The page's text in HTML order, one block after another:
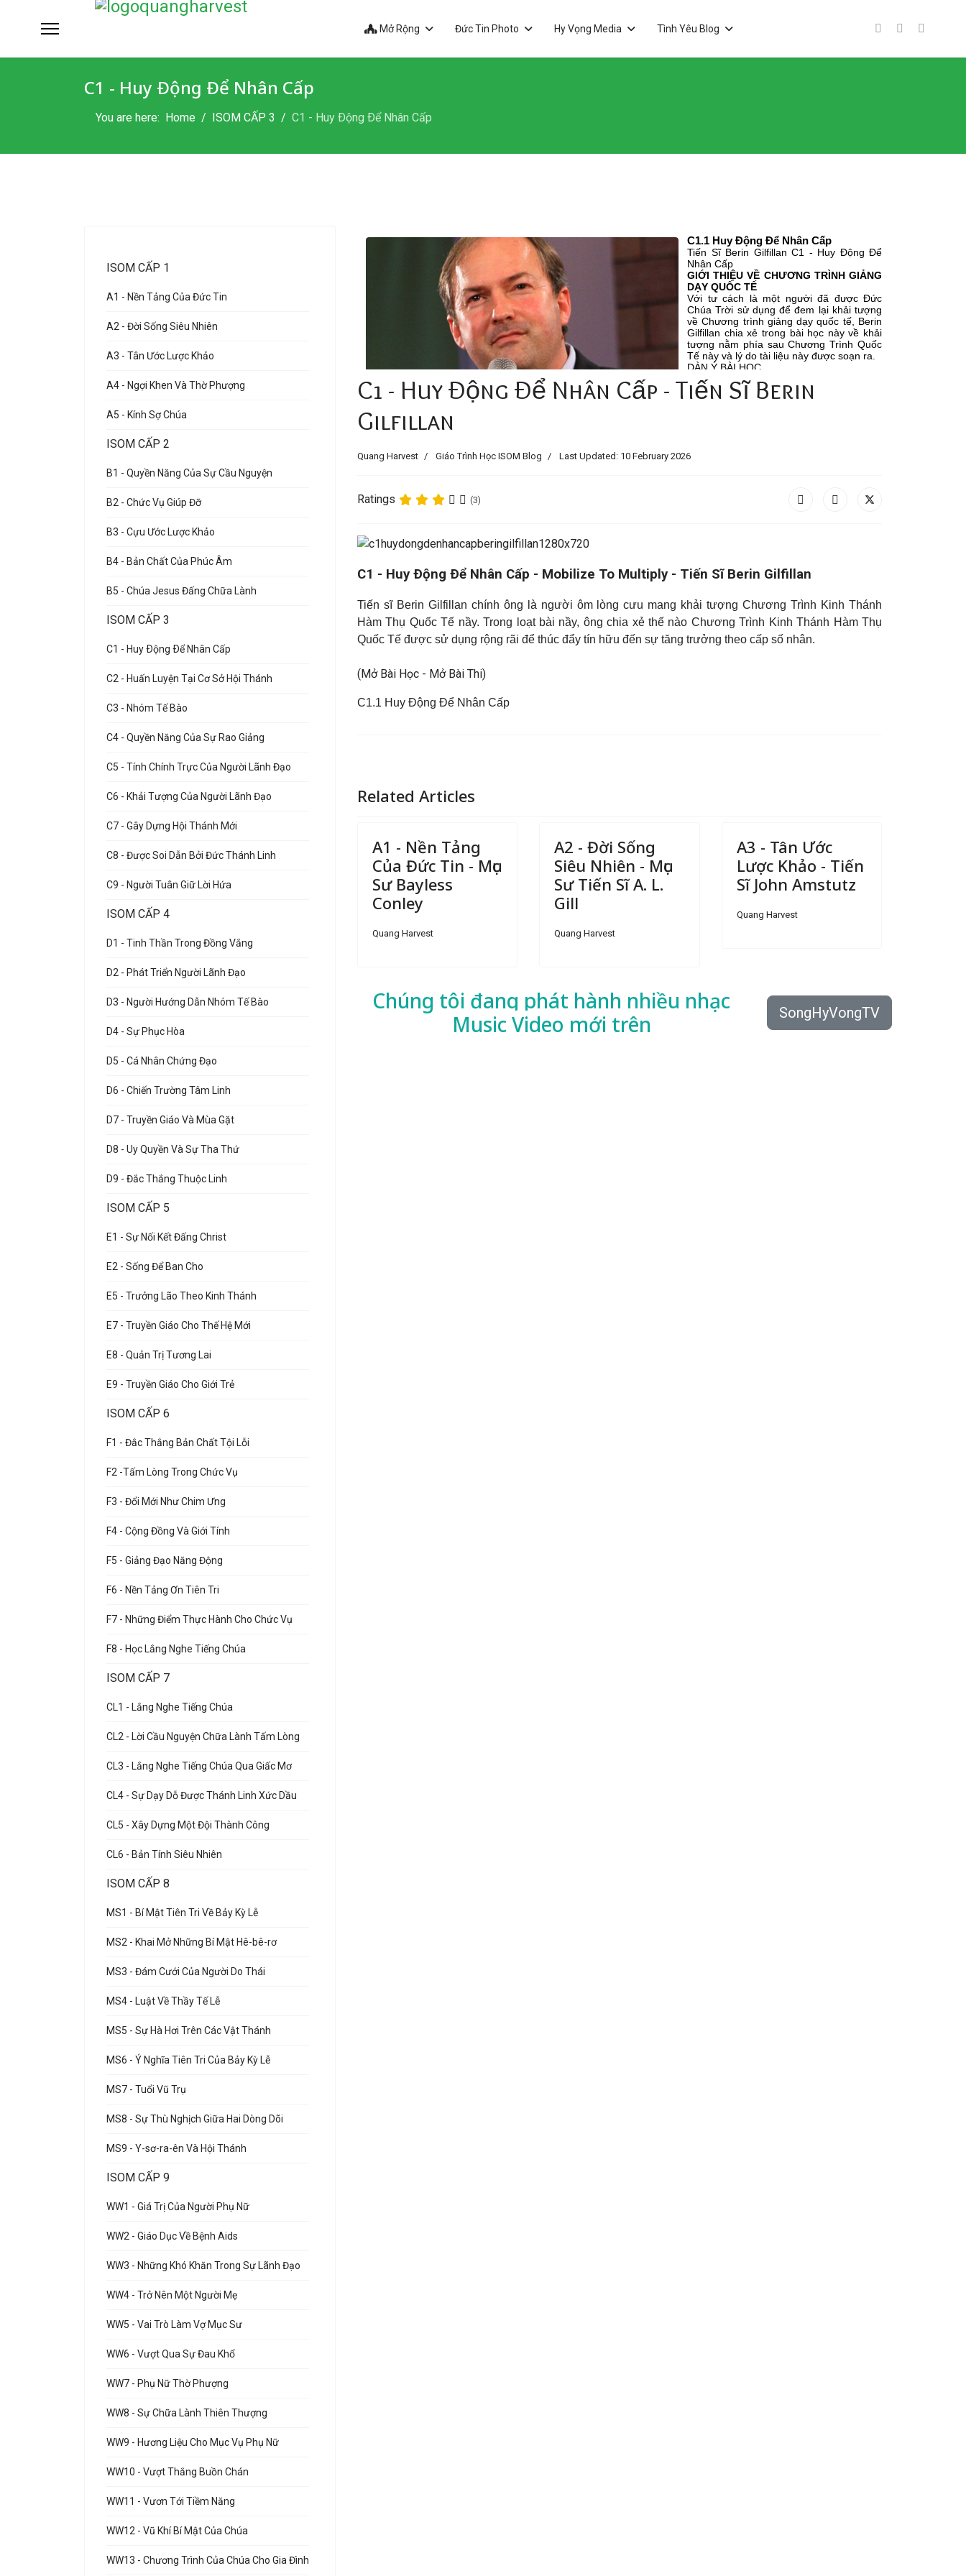
Mở Rộng Đức Tin Photo Hy Vọng Media Tình Yêu Blog
C1 - Huy Ðộng Ðể Nhân Cấp
You are here: Home ISOM CẤP 3 C1 - Huy Ðộng Ðể Nhân Cấp
ISOM CẤP 1
A1 - Nền Tảng Của Đức Tin
A2 - Đời Sống Siêu Nhiên
A3 - Tân Ước Lược Khảo
A4 - Ngợi Khen Và Thờ Phượng
A5 - Kính Sợ Chúa
ISOM CẤP 2
B1 - Quyền Năng Của Sự Cầu Nguyện
B2 - Chức Vụ Giúp Đỡ
B3 - Cựu Ước Lược Khảo
B4 - Bản Chất Của Phúc Âm
B5 - Chúa Jesus Đấng Chữa Lành
ISOM CẤP 3
C1 - Huy Ðộng Ðể Nhân Cấp
C2 - Huấn Luyện Tại Cơ Sở Hội Thánh
C3 - Nhóm Tế Bào
C4 - Quyền Năng Của Sự Rao Giảng
C5 - Tính Chính Trực Của Người Lãnh Đạo
C6 - Khải Tượng Của Người Lãnh Đạo
C7 - Gây Dựng Hội Thánh Mới
C8 - Được Soi Dẫn Bởi Đức Thánh Linh
C9 - Người Tuân Giữ Lời Hứa
ISOM CẤP 4
D1 - Tinh Thần Trong Đồng Vắng
D2 - Phát Triển Người Lãnh Đạo
D3 - Người Hướng Dẫn Nhóm Tế Bào
D4 - Sự Phục Hòa
D5 - Cá Nhân Chứng Đạo
D6 - Chiến Trường Tâm Linh
D7 - Truyền Giáo Và Mùa Gặt
D8 - Uy Quyền Và Sự Tha Thứ
D9 - Đắc Thắng Thuộc Linh
ISOM CẤP 5
E1 - Sự Nối Kết Đấng Christ
E2 - Sống Để Ban Cho
E5 - Trưởng Lão Theo Kinh Thánh
E7 - Truyền Giáo Cho Thế Hệ Mới
E8 - Quản Trị Tương Lai
E9 - Truyền Giáo Cho Giới Trẻ
ISOM CẤP 6
F1 - Đắc Thắng Bản Chất Tội Lỗi
F2 -Tấm Lòng Trong Chức Vụ
F3 - Đổi Mới Như Chim Ưng
F4 - Cộng Đồng Và Giới Tính
F5 - Giảng Đạo Năng Động
F6 - Nền Tảng Ơn Tiên Tri
F7 - Những Điểm Thực Hành Cho Chức Vụ
F8 - Học Lắng Nghe Tiếng Chúa
ISOM CẤP 7
CL1 - Lắng Nghe Tiếng Chúa
CL2 - Lời Cầu Nguyện Chữa Lành Tấm Lòng
CL3 - Lắng Nghe Tiếng Chúa Qua Giấc Mơ
CL4 - Sự Dạy Dỗ Được Thánh Linh Xức Dầu
CL5 - Xây Dựng Một Đội Thành Công
CL6 - Bản Tính Siêu Nhiên
ISOM CẤP 8
MS1 - Bí Mật Tiên Tri Về Bảy Kỳ Lễ
MS2 - Khai Mở Những Bí Mật Hê-bê-rơ
MS3 - Đám Cưới Của Người Do Thái
MS4 - Luật Về Thầy Tế Lễ
MS5 - Sự Hà Hơi Trên Các Vật Thánh
MS6 - Ý Nghĩa Tiên Tri Của Bảy Kỳ Lễ
MS7 - Tuổi Vũ Trụ
MS8 - Sự Thù Nghịch Giữa Hai Dòng Dõi
MS9 - Y-sơ-ra-ên Và Hội Thánh
ISOM CẤP 9
WW1 - Giá Trị Của Người Phụ Nữ
WW2 - Giáo Dục Về Bệnh Aids
WW3 - Những Khó Khăn Trong Sự Lãnh Đạo
WW4 - Trở Nên Một Người Mẹ
WW5 - Vai Trò Làm Vợ Mục Sư
WW6 - Vượt Qua Sự Đau Khổ
WW7 - Phụ Nữ Thờ Phượng
WW8 - Sự Chữa Lành Thiên Thượng
WW9 - Hương Liệu Cho Mục Vụ Phụ Nữ
WW10 - Vượt Thắng Buồn Chán
WW11 - Vươn Tới Tiềm Năng
WW12 - Vũ Khí Bí Mật Của Chúa
WW13 - Chương Trình Của Chúa Cho Gia Đình
C1 - Huy Ðộng Ðể Nhân Cấp - Tiến Sĩ Berin
Gilfillan
Quang Harvest Giáo Trình Học ISOM Blog Last Updated: 10 February 2026
Ratings (3)
C1 - Huy Ðộng Ðể Nhân Cấp - Mobilize To Multiply - Tiến Sĩ Berin Gilfillan
Tiến sĩ Berin Gilfillan chính ông là người ôm lòng cưu mang khải tượng Chương Trình Kinh Thánh
Hàm Thụ Quốc Tế nầy. Trong loạt bài nầy, ông chia xẻ thế nào Chương Trình Kinh Thánh Hàm Thụ
Quốc Tế được sử dụng rộng rãi để thúc đẩy tín hữu đến sự tăng trưởng theo cấp số nhân.
(Mở Bài Học - Mở Bài Thi)
C1.1 Huy Ðộng Ðể Nhân Cấp
Related Articles
A1 - Nền Tảng
Của Đức Tin - Mục
Sư Bayless
Conley
Quang Harvest
A2 - Đời Sống
Siêu Nhiên - Mục
Sư Tiến Sĩ A. L.
Gill
Quang Harvest
A3 - Tân Ước
Lược Khảo - Tiến
Sĩ John Amstutz
Quang Harvest
Chúng tôi đang phát hành nhiều nhạc
Music Video mới trên
SongHyVongTV